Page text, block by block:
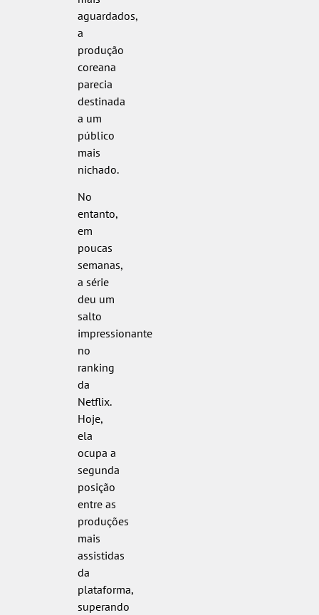
aguardados,
a
produção
coreana
parecia
destinada
a um
público
mais
nichado.
No
entanto,
em
poucas
semanas,
a série
deu um
salto
impressionante
no
ranking
da
Netflix.
Hoje,
ela
ocupa a
segunda
posição
entre as
produções
mais
assistidas
da
plataforma,
superando